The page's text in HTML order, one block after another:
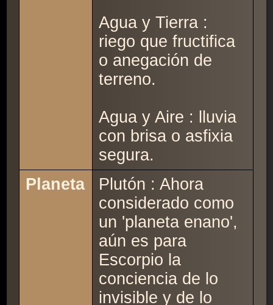
Agua y Tierra :
riego que fructifica
o anegación de
terreno.
Agua y Aire : lluvia
con brisa o asfixia
segura.
Planeta
Plutón : Ahora
considerado como
un 'planeta enano',
aún es para
Escorpio la
conciencia de lo
invisible y de lo